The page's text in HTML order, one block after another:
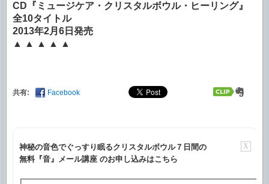
CD『ミュージケア・クリスタルボウル・ヒーリング』
全10タイトル
2013年2月6日発売
▲ ▲ ▲ ▲ ▲
共有: Facebook
X
神秘の音色でぐっすり眠るクリスタルボウル７日間の
無料『音』メール講座 のお申し込みはこちら